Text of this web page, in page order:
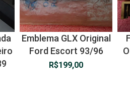
Emblema GLX Original
Ford Escort 93/96
R$199,00